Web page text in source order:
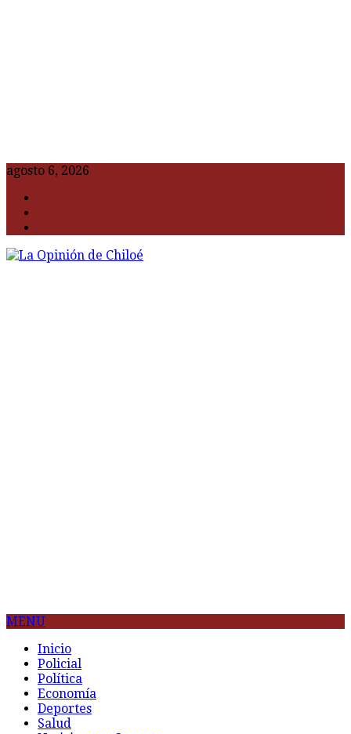
agosto 6, 2026
MENU
Inicio
Policial
Política
Economía
Deportes
Salud